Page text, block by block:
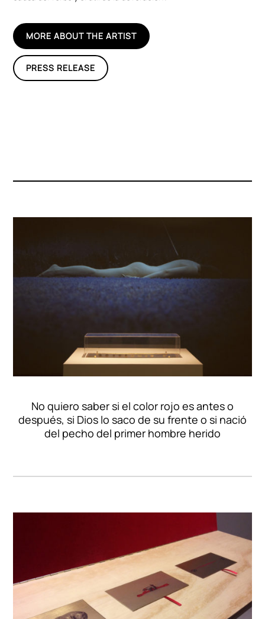
MORE ABOUT THE ARTIST
PRESS RELEASE
No quiero saber si el color rojo es antes o
después, si Dios lo saco de su frente o si nació
del pecho del primer hombre herido